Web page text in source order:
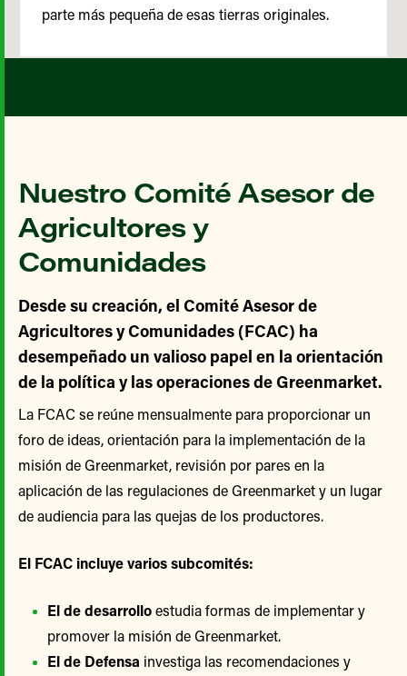
Nuestro Comité Asesor de
Agricultores y
Comunidades
Desde su creación, el Comité Asesor de
Agricultores y Comunidades (FCAC) ha
desempeñado un valioso papel en la orientación
de la política y las operaciones de Greenmarket.
La FCAC se reúne mensualmente para proporcionar un
foro de ideas, orientación para la implementación de la
misión de Greenmarket, revisión por pares en la
aplicación de las regulaciones de Greenmarket y un lugar
de audiencia para las quejas de los productores.
El FCAC incluye varios subcomités:
El de desarrolloestudia formas de implementar y
promover la misión de Greenmarket.
El de Defensa investiga las recomendaciones y
parte más pequeña de esas tierras originales.